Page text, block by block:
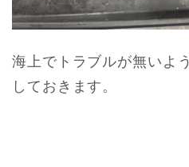
海上でトラブルが無いよ
しておきます。